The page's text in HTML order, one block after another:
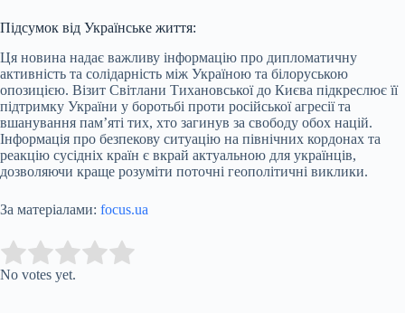
Підсумок від Українське життя:
Ця новина надає важливу інформацію про дипломатичну
активність та солідарність між Україною та білоруською
опозицією. Візит Світлани Тихановської до Києва підкреслює її
підтримку України у боротьбі проти російської агресії та
вшанування пам’яті тих, хто загинув за свободу обох націй.
Інформація про безпекову ситуацію на північних кордонах та
реакцію сусідніх країн є вкрай актуальною для українців,
дозволяючи краще розуміти поточні геополітичні виклики.
За матеріалами: focus.ua
Rate this item:
No votes yet.